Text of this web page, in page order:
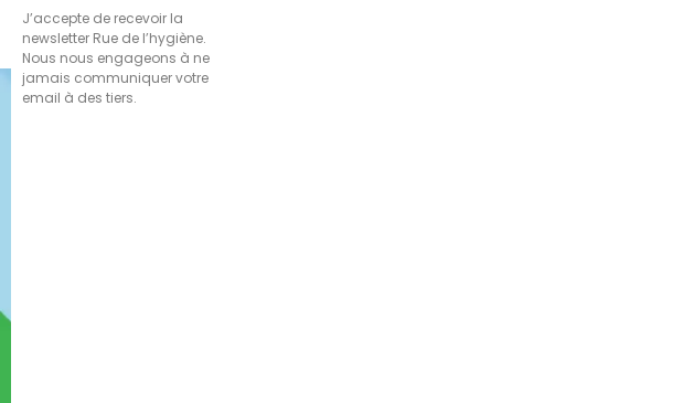
J’accepte de recevoir la
newsletter Rue de l’hygiène.
Nous nous engageons à ne
jamais communiquer votre
email à des tiers.